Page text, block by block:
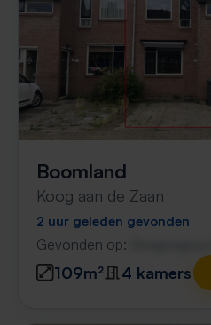
Boomland
Koog aan de Zaan
2 uur geleden gevonden
Gevonden op:
109m² 4 kamers